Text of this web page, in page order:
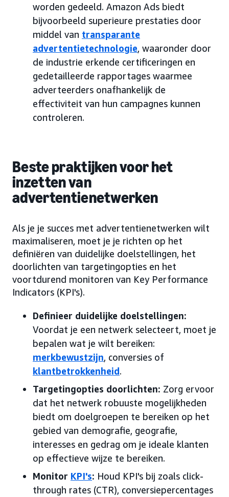
worden gedeeld. Amazon Ads biedt
bijvoorbeeld superieure prestaties door
middel van transparante
advertentietechnologie, waaronder door
de industrie erkende certificeringen en
gedetailleerde rapportages waarmee
adverteerders onafhankelijk de
effectiviteit van hun campagnes kunnen
controleren.
Beste praktijken voor het
inzetten van
advertentienetwerken
Als je je succes met advertentienetwerken wilt
maximaliseren, moet je je richten op het
definiëren van duidelijke doelstellingen, het
doorlichten van targetingopties en het
voortdurend monitoren van Key Performance
Indicators (KPI's).
Definieer duidelijke doelstellingen:
Voordat je een netwerk selecteert, moet je
bepalen wat je wilt bereiken:
merkbewustzijn, conversies of
klantbetrokkenheid.
Targetingopties doorlichten: Zorg ervoor
dat het netwerk robuuste mogelijkheden
biedt om doelgroepen te bereiken op het
gebied van demografie, geografie,
interesses en gedrag om je ideale klanten
op effectieve wijze te bereiken.
Monitor KPI's: Houd KPI's bij zoals click-
through rates (CTR), conversiepercentages